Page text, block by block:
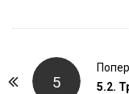
5
5.2.